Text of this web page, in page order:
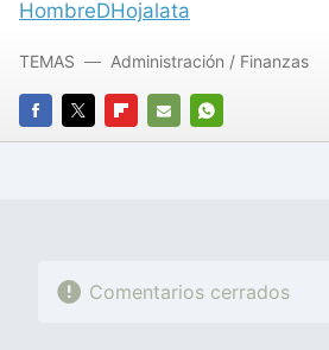
HombreDHojalata
FACEBOOK
TWITTERFLIPBOARD
E-
WHATSAPP
TEMAS Administración / Finanzas
Comentarios cerrados